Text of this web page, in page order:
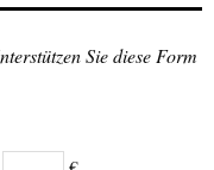
Sie diese Form